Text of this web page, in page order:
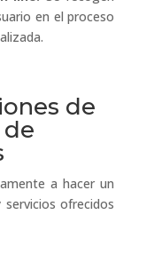
en el proceso
de
de
a hacer un
ofrecidos